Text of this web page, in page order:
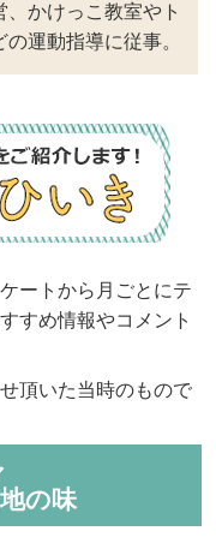
、かけっこ教室やト
運動指導に従事。
ートから月ごとにテ
すめ情報やコメント
頂いた当時のもので
の味